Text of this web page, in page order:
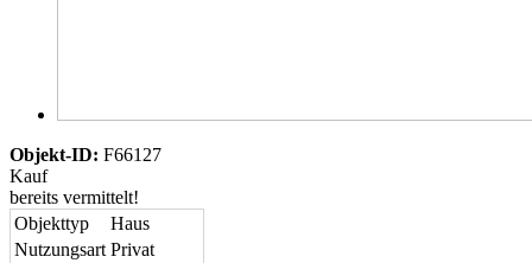
Objekt-ID: F66127
Kauf
bereits vermittelt!
Objekttyp
Haus
Nutzungsart Privat